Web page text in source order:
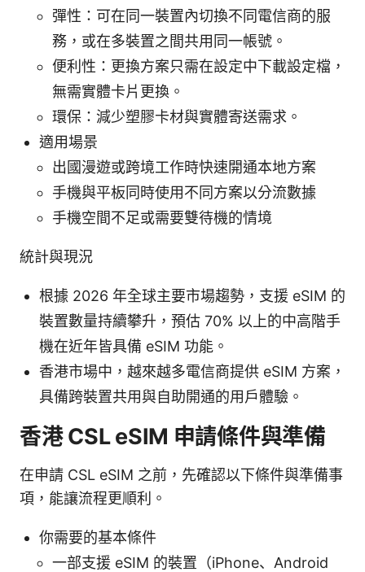
彈性：可在同一裝置內切換不同電信商的服
務，或在多裝置之間共用同一帳號。
便利性：更換方案只需在設定中下載設定檔，
無需實體卡片更換。
環保：減少塑膠卡材與實體寄送需求。
適用場景
出國漫遊或跨境工作時快速開通本地方案
手機與平板同時使用不同方案以分流數據
手機空間不足或需要雙待機的情境
統計與現況
根據 2026 年全球主要市場趨勢，支援 eSIM 的
裝置數量持續攀升，預估 70% 以上的中高階手
機在近年皆具備 eSIM 功能。
香港市場中，越來越多電信商提供 eSIM 方案，
具備跨裝置共用與自助開通的用戶體驗。
香港 CSL eSIM 申請條件與準備
在申請 CSL eSIM 之前，先確認以下條件與準備事
項，能讓流程更順利。
你需要的基本條件
一部支援 eSIM 的裝置（iPhone、Android